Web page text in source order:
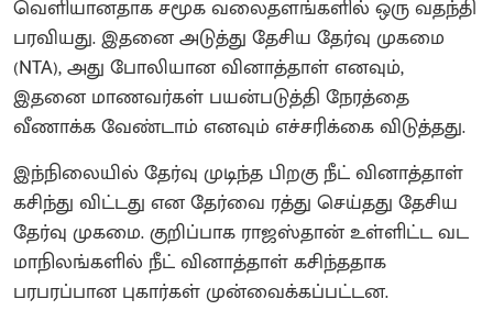
வெளியானதாக சமூக வலைதளங்களில் ஒரு வதந்தி
பரவியது. இதனை அடுத்து தேசிய தேர்வு முகமை
(NTA), அது போலியான வினாத்தாள் எனவும்,
இதனை மாணவர்கள் பயன்படுத்தி நேரத்தை
வீணாக்க வேண்டாம் எனவும் எச்சரிக்கை விடுத்தது.
இந்நிலையில் தேர்வு முடிந்த பிறகு நீட் வினாத்தாள்
கசிந்து விட்டது என தேர்வை ரத்து செய்தது தேசிய
தேர்வு முகமை. குறிப்பாக ராஜஸ்தான் உள்ளிட்ட வட
மாநிலங்களில் நீட் வினாத்தாள் கசிந்ததாக
பரபரப்பான புகார்கள் முன்வைக்கப்பட்டன.